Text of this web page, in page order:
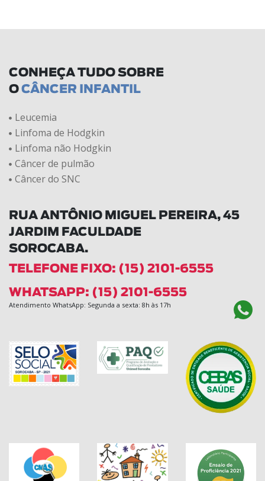
CONHEÇA TUDO SOBRE
O CÂNCER INFANTIL
Leucemia
Linfoma de Hodgkin
Linfoma não Hodgkin
Câncer de pulmão
Câncer do SNC
RUA ANTÔNIO MIGUEL PEREIRA, 45
JARDIM FACULDADE
SOROCABA.
TELEFONE FIXO: (15) 2101-6555
WHATSAPP: (15) 2101-6555
Atendimento WhatsApp: Segunda a sexta: 8h às 17h